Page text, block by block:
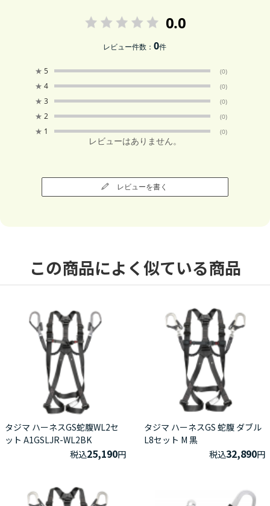
0.0
レビュー件数：0件
★ 5 (0)
★ 4 (0)
★ 3 (0)
★ 2 (0)
★ 1 (0)
レビューはありません。
レビューを書く
この商品によく似ている商品
タジマ ハーネスGS蛇腹WL2セ
ット A1GSLJR-WL2BK
税込25,190円
タジマ ハーネスGS 蛇腹 ダブル
L8セット M 黒
税込32,890円